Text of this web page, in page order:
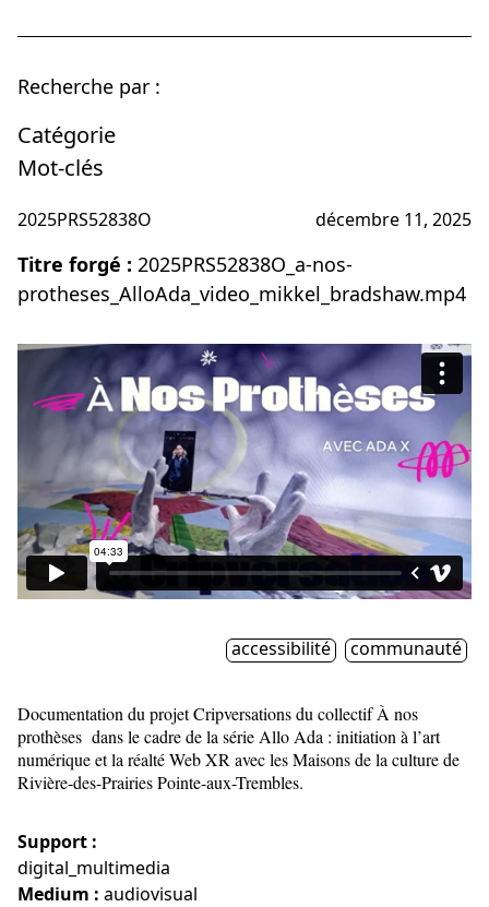
Recherche par :
Catégorie
Mot-clés
2025PRS52838O décembre 11, 2025
Titre forgé : 2025PRS52838O_a-nos-
protheses_AlloAda_video_mikkel_bradshaw.mp4
accessibilité communauté
Documentation du projet Cripversations du collectif À nos
prothèses dans le cadre de la série Allo Ada : initiation à l’art
numérique et la réalté Web XR avec les Maisons de la culture de
Rivière-des-Prairies Pointe-aux-Trembles.
Support :
digital_multimedia
Medium : audiovisual